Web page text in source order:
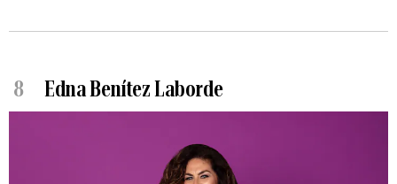
8 Edna Benítez Laborde